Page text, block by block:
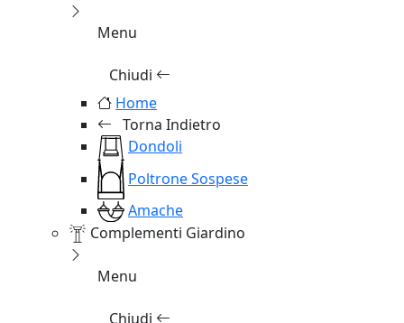
Menu
Chiudi
Home
Torna Indietro
Dondoli
Poltrone Sospese
Amache
Complementi Giardino
Menu
Chiudi